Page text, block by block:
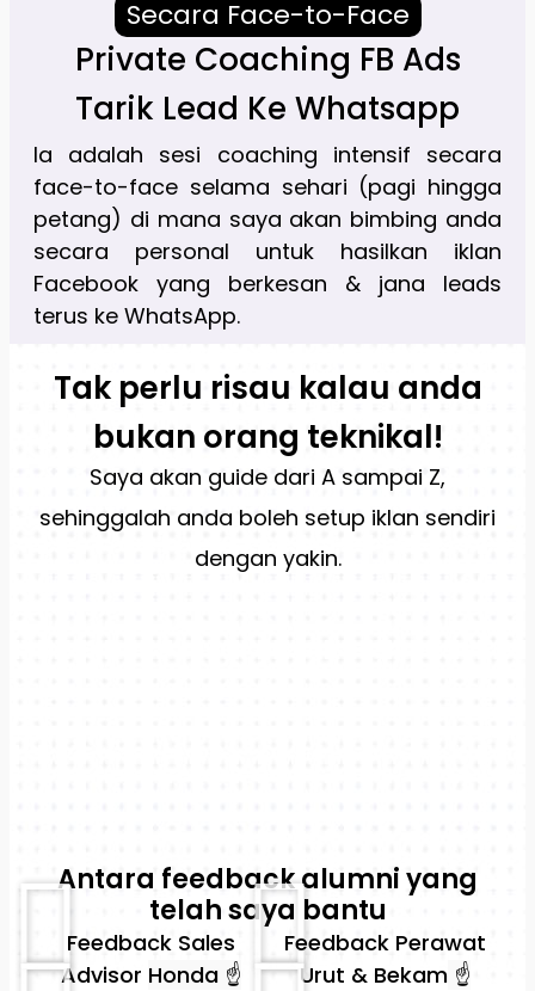
Secara Face-to-Face
Private Coaching FB Ads
Tarik Lead Ke Whatsapp
Ia adalah sesi coaching intensif secara
face-to-face selama sehari (pagi hingga
petang) di mana saya akan bimbing anda
secara personal untuk hasilkan iklan
Facebook yang berkesan & jana leads
terus ke WhatsApp.
Tak perlu risau kalau anda
bukan orang teknikal!
Saya akan guide dari A sampai Z,
sehinggalah anda boleh setup iklan sendiri
dengan yakin.
Antara feedback alumni yang
telah saya bantu
Feedback Sales
Advisor Honda ☝️
Feedback Perawat
Urut & Bekam☝️